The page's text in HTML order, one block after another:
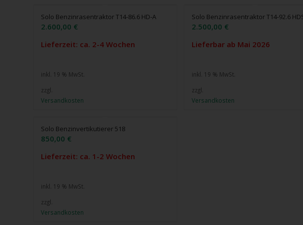
Solo Benzinrasentraktor T14-86.6 HD-A
2.600,00 €
Lieferzeit: ca. 2-4 Wochen
inkl. 19 % MwSt.
zzgl.
Versandkosten
Solo Benzinrasentraktor T14-92.6
2.500,00 €
Lieferbar ab Mai 2026
inkl. 19 % MwSt.
zzgl.
Versandkosten
Solo Benzinvertikutierer 518
850,00 €
Lieferzeit: ca. 1-2 Wochen
inkl. 19 % MwSt.
zzgl.
Versandkosten